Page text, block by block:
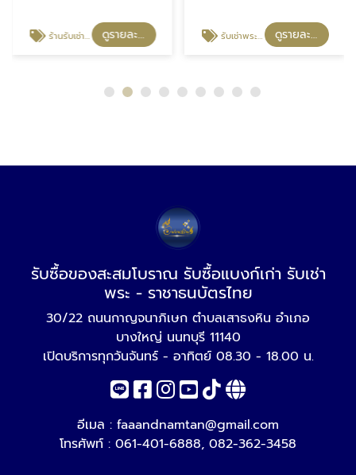
ร้านรับเช่าพระ อุดรธานี ดูรายละเอียด รับเช่าพระ ใกล้ฉัน ดูรายละเอียด
รับซื้อของสะสมโบราณ รับซื้อแบงก์เก่า รับเช่า
พระ - ราชาธนบัตรไทย
30/22 ถนนกาญจนาภิเษก ตำบลเสาธงหิน อำเภอ
บางใหญ่ นนทบุรี 11140
เปิดบริการทุกวันจันทร์ - อาทิตย์ 08.30 - 18.00 น.
อีเมล : faaandnamtan@gmail.com
โทรศัพท์ : 061-401-6888, 082-362-3458